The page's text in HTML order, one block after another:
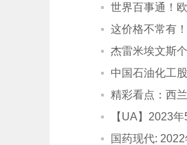
世界百事通！
这价格不常有
杰雷米埃文斯
中国石油化工
精彩看点：西
【UA】2023
国药现代: